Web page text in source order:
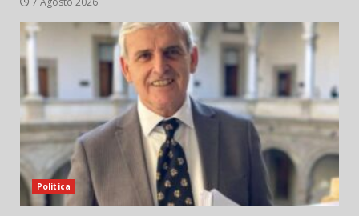
Politica